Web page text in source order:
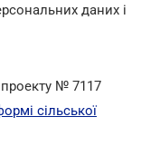
даних і
№ 7117
сільської